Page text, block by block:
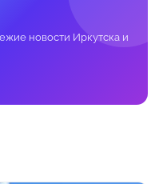
новости Иркутска и